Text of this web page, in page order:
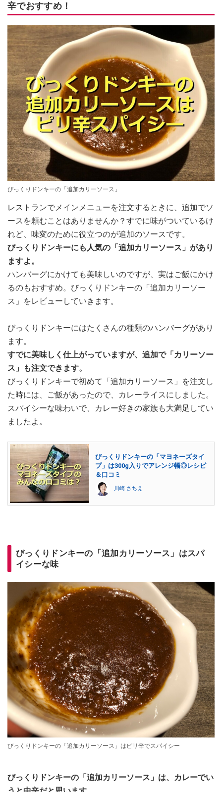
辛でおすすめ！
びっくりドンキーの「追加カリーソース」
レストランでメインメニューを注文するときに、追加でソ
ースを頼むことはありませんか？すでに味がついているけ
れど、味変のために役立つのが追加のソースです。
びっくりドンキーにも人気の「追加カリーソース」があり
ますよ。
ハンバーグにかけても美味しいのですが、実はご飯にかけ
るのもおすすめ。びっくりドンキーの「追加カリーソー
ス」をレビューしていきます。
びっくりドンキーにはたくさんの種類のハンバーグがあり
ます。
すでに美味しく仕上がっていますが、追加で「カリーソー
ス」も注文できます。
びっくりドンキーで初めて「追加カリーソース」を注文し
た時には、ご飯があったので、カレーライスにしました。
スパイシーな味わいで、カレー好きの家族も大満足してい
ましたよ。
びっくりドンキーの「マヨネーズタイ
プ」は300g入りでアレンジ幅◎レシピ
＆口コミ
川崎 さちえ
びっくりドンキーの「追加カリーソース」はスパ
イシーな味
びっくりドンキーの「追加カリーソース」はピリ辛でスパイシー
びっくりドンキーの「追加カリーソース」は、カレーでい